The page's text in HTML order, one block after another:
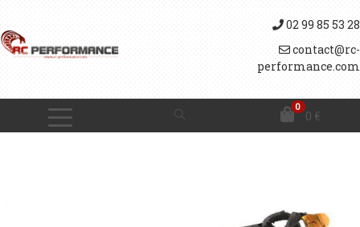
02 99 85 53 28
contact@rc-
performance.com
0
0 €